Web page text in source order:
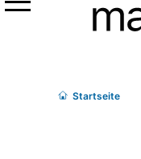
Menü
Startseite